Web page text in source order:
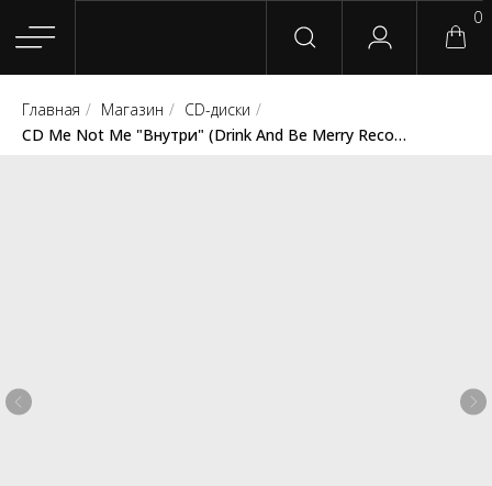
Главная Магазин Группы
Главная / Магазин / CD-диски /
CD Me Not Me "Внутри" (Drink And Be Merry Records)